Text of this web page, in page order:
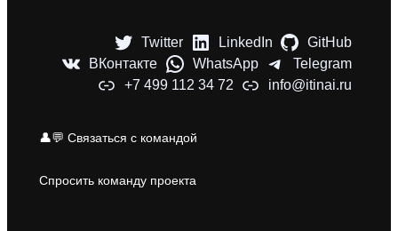
Twitter LinkedIn
GitHub
ВКонтакте
WhatsApp
Telegram
+7 499 112 34 72
info@itinai.ru
👤💬 Связаться с командой
Спросить команду проекта